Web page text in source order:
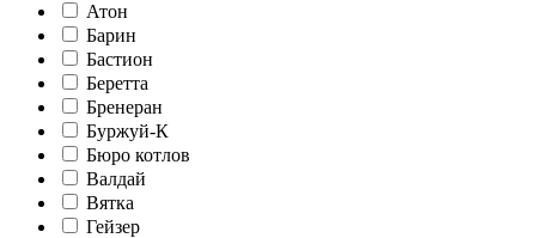
Атон
Барин
Бастион
Беретта
Бренеран
Буржуй-К
Бюро котлов
Валдай
Вятка
Гейзер